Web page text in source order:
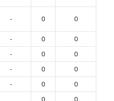
- 0 0
- 0
0
- 0
0
- 0
0
- 0
0
0 0